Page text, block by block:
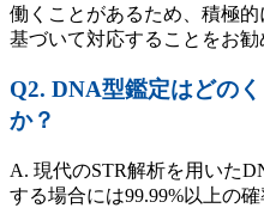
働くことがあるため、積極
基づいて対応することをお勧
Q2. DNA型鑑定はどの
か？
A. 現代のSTR解析を用いた
する場合には99.99%以上の